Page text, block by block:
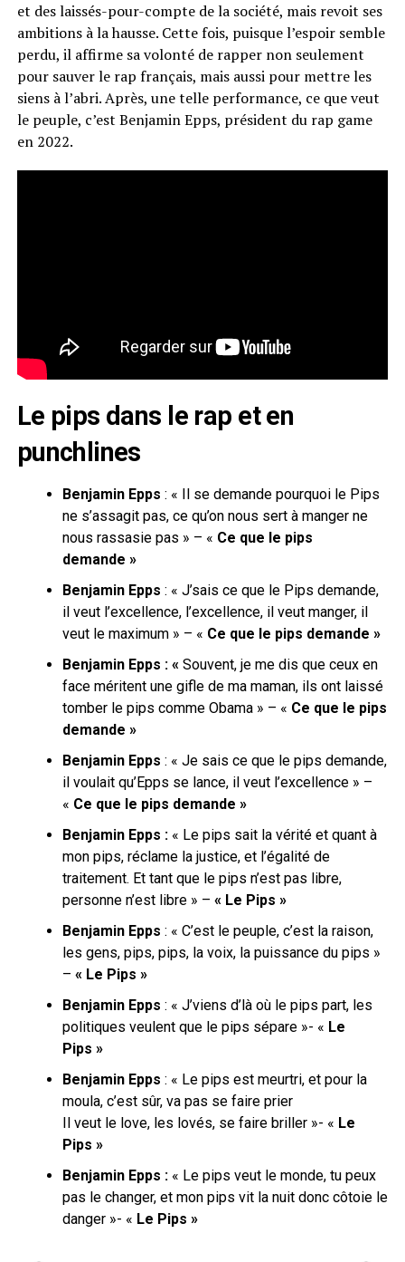
et des laissés-pour-compte de la société, mais revoit ses
ambitions à la hausse. Cette fois, puisque l’espoir semble
perdu, il affirme sa volonté de rapper non seulement
pour sauver le rap français, mais aussi pour mettre les
siens à l’abri. Après, une telle performance, ce que veut
le peuple, c’est Benjamin Epps, président du rap game
en 2022.
Le pips dans le rap et en
punchlines
Benjamin Epps : « Il se demande pourquoi le Pips
ne s’assagit pas, ce qu’on nous sert à manger ne
nous rassasie pas » – « Ce que le pips
demande »
Benjamin Epps : « J’sais ce que le Pips demande,
il veut l’excellence, l’excellence, il veut manger, il
veut le maximum » – « Ce que le pips demande »
Benjamin Epps : « Souvent, je me dis quе ceux en
face méritеnt une gifle de ma maman, ils ont laissé
tomber le pips comme Obama » – « Ce que le pips
demande »
Benjamin Epps : « Je sais ce que le pips demande,
il voulait qu’Epps se lance, il veut l’excellence » –
« Ce que le pips demande »
Benjamin Epps : « Le pips sait la vérité et quant à
mon pips, réclame la justice, et l’égalité de
traitement. Et tant que le pips n’est pas libre,
personne n’est libre » – « Le Pips »
Benjamin Epps : « C’est le peuple, c’est la raison,
les gens, pips, pips, la voix, la puissance du pips »
– « Le Pips »
Benjamin Epps : « J’viens d’là où le pips part, les
politiques veulent que le pips sépare »- « Le
Pips »
Benjamin Epps : « Le pips est meurtri, et pour la
moula, c’est sûr, va pas se faire prier
Il veut le love, les lovés, se faire briller »- « Le
Pips »
Benjamin Epps : « Le pips veut le monde, tu peux
pas le changer, et mon pips vit la nuit donc côtoie le
danger »- « Le Pips »